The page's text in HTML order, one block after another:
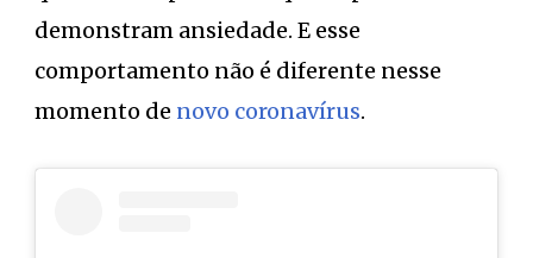
demonstram ansiedade. E esse
comportamento não é diferente nesse
momento de novo coronavírus.